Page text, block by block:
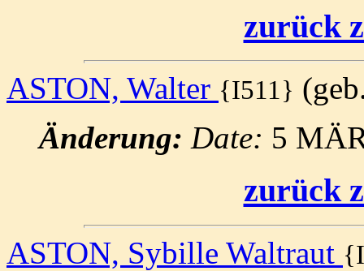
zurück
ASTON, Walter {I511}
Änderung: Date: 5
zurück
ASTON, Sybille Waltraut